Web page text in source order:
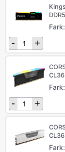
Fark:
- +
- +
Fark: